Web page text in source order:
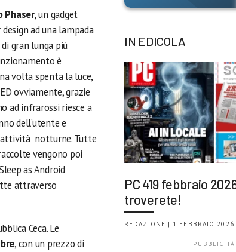
Phaser,un gadget
ad una lampada
gran lunga più
è
volta spenta la luce,
ovviamente, grazie
ad infrarossi riesce a
dell’utente e
attività notturne. Tutte
vengono poi
as Android
attraverso
Ceca. Le
, con un prezzo di
IN EDICOLA
PC 419 febbraio
troverete!
REDAZIONE | 1 FEBBRAIO 2026